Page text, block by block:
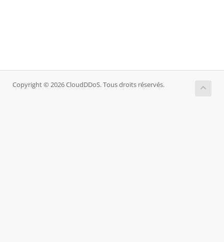
Copyright © 2026 CloudDDoS. Tous droits réservés.